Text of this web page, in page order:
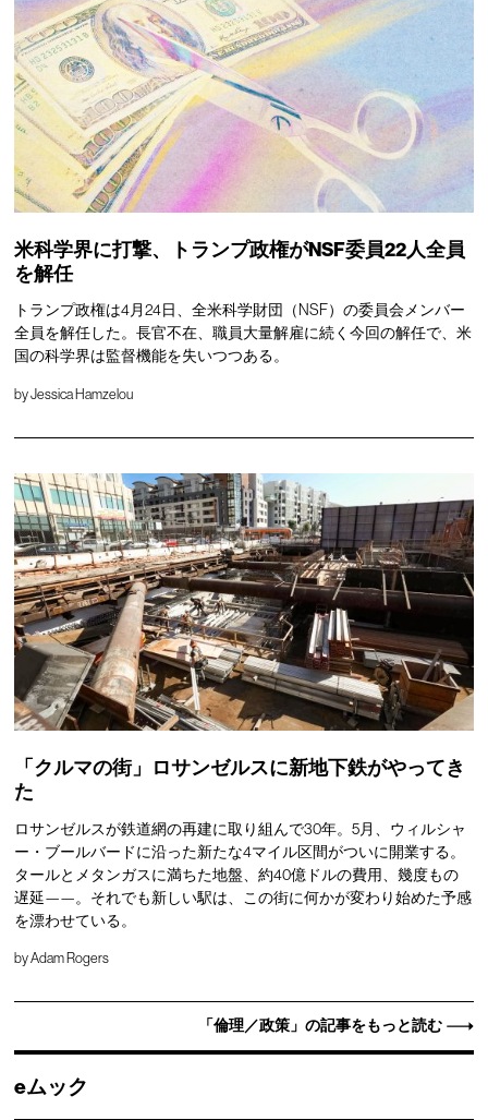
米科学界に打撃、トランプ政権がNSF委員22人全員
を解任
トランプ政権は4月24日、全米科学財団（NSF）の委員会メンバー
全員を解任した。長官不在、職員大量解雇に続く今回の解任で、米
国の科学界は監督機能を失いつつある。
byJessica Hamzelou
「クルマの街」ロサンゼルスに新地下鉄がやってき
た
ロサンゼルスが鉄道網の再建に取り組んで30年。5月、ウィルシャ
ー・ブールバードに沿った新たな4マイル区間がついに開業する。
タールとメタンガスに満ちた地盤、約40億ドルの費用、幾度もの
遅延——。それでも新しい駅は、この街に何かが変わり始めた予感
を漂わせている。
byAdam Rogers
「倫理／政策」の記事をもっと読む
eムック